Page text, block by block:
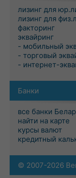
лизинг для
лизинг для
факторинг
эквайринг
- мобильный
- торговый
- интернет-
Банки
все банки
найти на карте
курсы валют
кредитный
© 2007-2026